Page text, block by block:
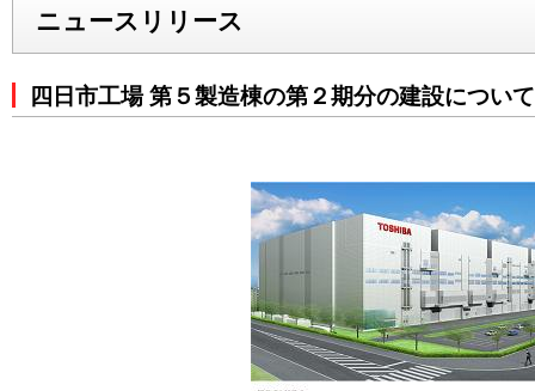
ニュースリリース
四日市工場 第５製造棟の第２期分の建設について